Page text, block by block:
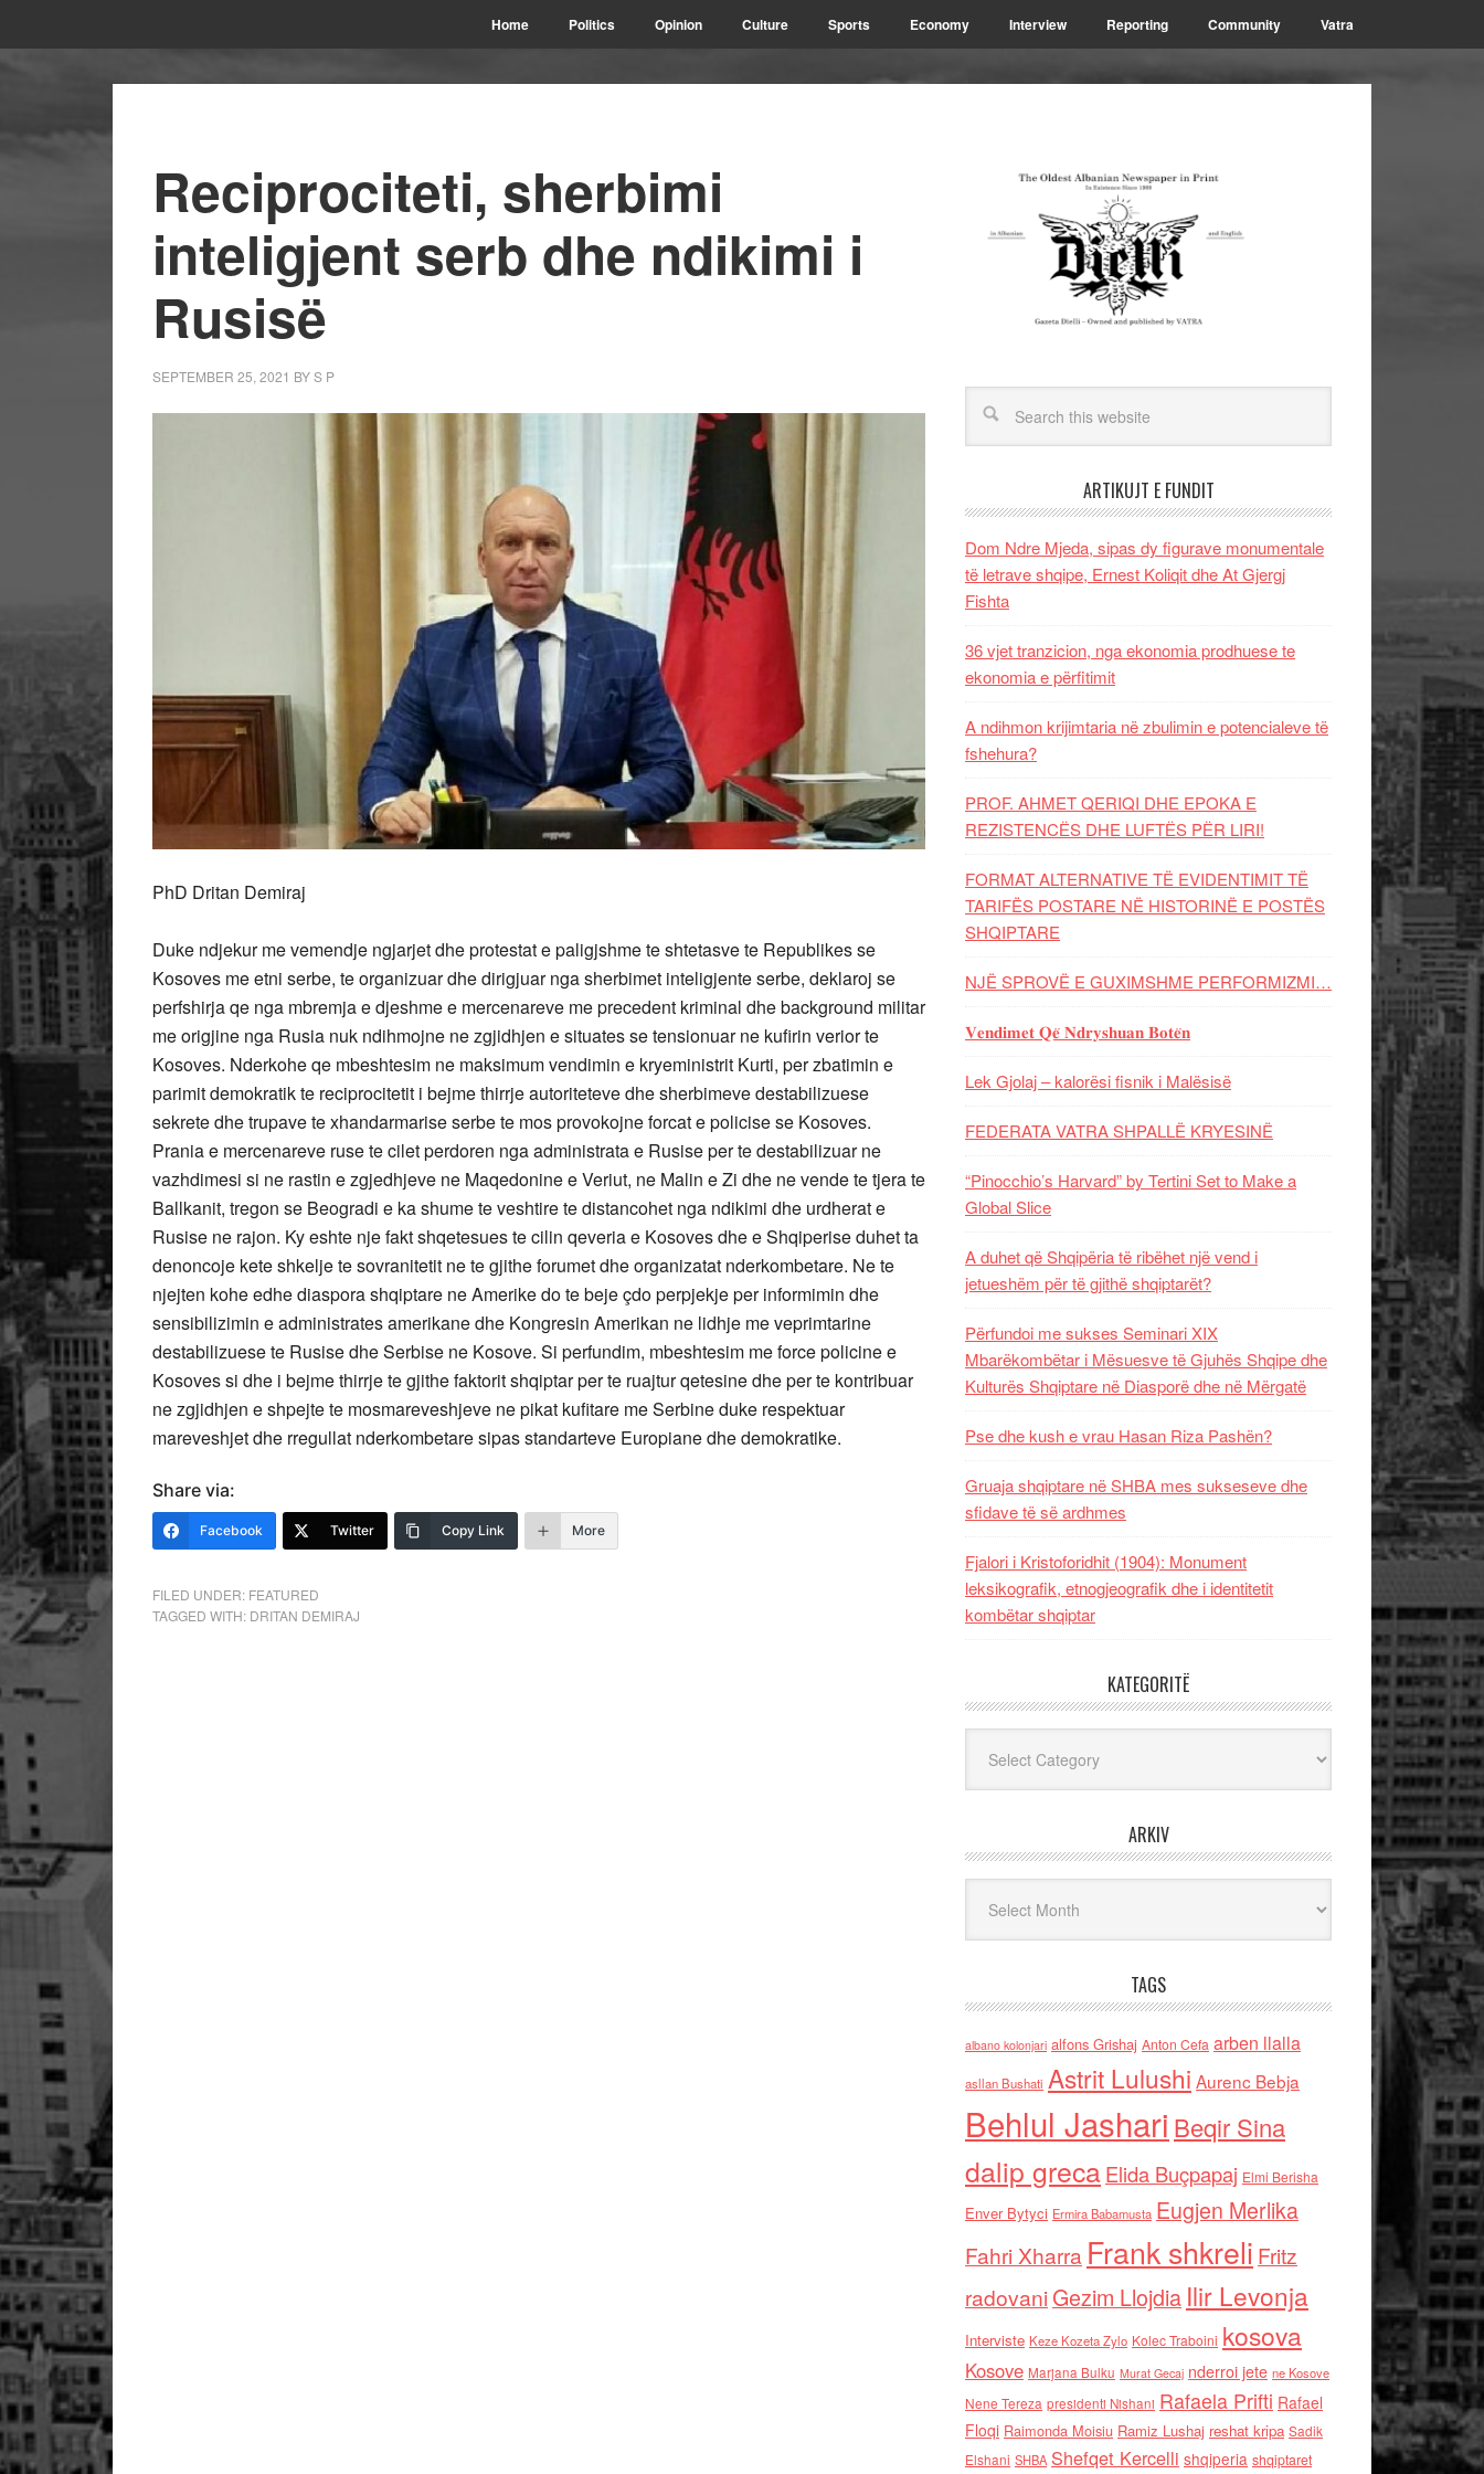
Home Politics Opinion Culture Sports Economy Interview Reporting Community Vatra
Reciprociteti, sherbimi
inteligjent serb dhe ndikimi i
Rusisë
SEPTEMBER 25, 2021 BYS P
PhD Dritan Demiraj
Duke ndjekur me vemendje ngjarjet dhe protestat e paligjshme te shtetasve te Republikes se
Kosoves me etni serbe, te organizuar dhe dirigjuar nga sherbimet inteligjente serbe, deklaroj se
perfshirja qe nga mbremja e djeshme e mercenareve me precedent kriminal dhe background militar
me origjine nga Rusia nuk ndihmojne ne zgjidhjen e situates se tensionuar ne kufirin verior te
Kosoves. Nderkohe qe mbeshtesim ne maksimum vendimin e kryeministrit Kurti, per zbatimin e
parimit demokratik te reciprocitetit i bejme thirrje autoriteteve dhe sherbimeve destabilizuese
sekrete dhe trupave te xhandarmarise serbe te mos provokojne forcat e policise se Kosoves.
Prania e mercenareve ruse te cilet perdoren nga administrata e Rusise per te destabilizuar ne
vazhdimesi si ne rastin e zgjedhjeve ne Maqedonine e Veriut, ne Malin e Zi dhe ne vende te tjera te
Ballkanit, tregon se Beogradi e ka shume te veshtire te distancohet nga ndikimi dhe urdherat e
Rusise ne rajon. Ky eshte nje fakt shqetesues te cilin qeveria e Kosoves dhe e Shqiperise duhet ta
denoncoje kete shkelje te sovranitetit ne te gjithe forumet dhe organizatat nderkombetare. Ne te
njejten kohe edhe diaspora shqiptare ne Amerike do te beje çdo perpjekje per informimin dhe
sensibilizimin e administrates amerikane dhe Kongresin Amerikan ne lidhje me veprimtarine
destabilizuese te Rusise dhe Serbise ne Kosove. Si perfundim, mbeshtesim me force policine e
Kosoves si dhe i bejme thirrje te gjithe faktorit shqiptar per te ruajtur qetesine dhe per te kontribuar
ne zgjidhjen e shpejte te mosmareveshjeve ne pikat kufitare me Serbine duke respektuar
mareveshjet dhe rregullat nderkombetare sipas standarteve Europiane dhe demokratike.
Share via:
Facebook Twitter Copy Link More
FILED UNDER: FEATURED
TAGGED WITH: DRITAN DEMIRAJ
ARTIKUJT E FUNDIT
Dom Ndre Mjeda, sipas dy figurave monumentale
të letrave shqipe, Ernest Koliqit dhe At Gjergj
Fishta
36 vjet tranzicion, nga ekonomia prodhuese te
ekonomia e përfitimit
A ndihmon krijimtaria në zbulimin e potencialeve të
fshehura?
PROF. AHMET QERIQI DHE EPOKA E
REZISTENCЁS DHE LUFTЁS PЁR LIRI!
FORMAT ALTERNATIVE TË EVIDENTIMIT TË
TARIFËS POSTARE NË HISTORINË E POSTËS
SHQIPTARE
NJË SPROVË E GUXIMSHME PERFORMIZMI…
𝐕𝐞𝐧𝐝𝐢𝐦𝐞𝐭 𝐐𝐞̈ 𝐍𝐝𝐫𝐲𝐬𝐡𝐮𝐚𝐧 𝐁𝐨𝐭𝐞̈𝐧
Lek Gjolaj – kalorësi fisnik i Malësisë
FEDERATA VATRA SHPALLË KRYESINË
“Pinocchio’s Harvard” by Tertini Set to Make a
Global Slice
A duhet që Shqipëria të ribëhet një vend i
jetueshëm për të gjithë shqiptarët?
Përfundoi me sukses Seminari XIX
Mbarëkombëtar i Mësuesve të Gjuhës Shqipe dhe
Kulturës Shqiptare në Diasporë dhe në Mërgatë
Pse dhe kush e vrau Hasan Riza Pashën?
Gruaja shqiptare në SHBA mes sukseseve dhe
sfidave të së ardhmes
Fjalori i Kristoforidhit (1904): Monument
leksikografik, etnogjeografik dhe i identitetit
kombëtar shqiptar
KATEGORITË
ARKIV
TAGS
albano kolonjari alfons Grishaj Anton Cefa arben llalla
asllan Bushati Astrit Lulushi Aurenc Bebja
Behlul Jashari Beqir Sina
dalip grecaElida Buçpapaj Elmi Berisha
Enver Bytyci Ermira Babamusta Eugjen Merlika
Fahri Xharra Frank shkreli Fritz
radovaniGezim Llojdia Ilir Levonja
Interviste Keze Kozeta Zylo Kolec Traboini kosova
Kosove Marjana Bulku Murat Gecaj nderroi jete ne Kosove
Nene Tereza presidenti Nishani Rafaela Prifti Rafael
Floqi Raimonda Moisiu Ramiz Lushaj reshat kripa Sadik
Elshani SHBA Shefqet Kercelli shqiperia shqiptaret